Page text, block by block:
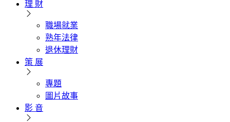
理 財
職場就業
熟年法律
退休理財
策 展
專題
圖片故事
影 音